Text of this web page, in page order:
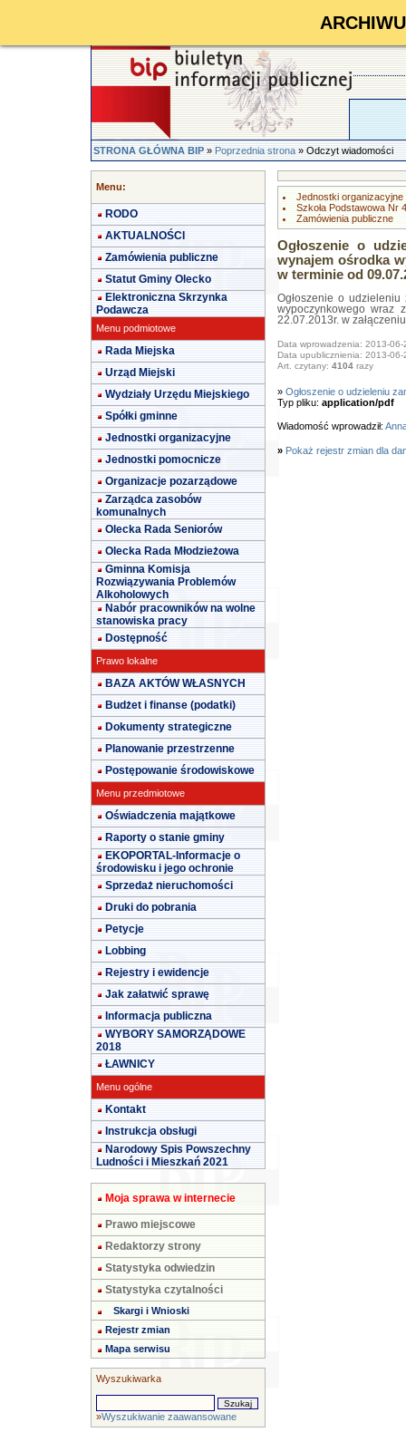
STRONA GŁÓWNA BIP»Poprzednia strona» Odczyt wiadomości
Menu:
RODO
AKTUALNOŚCI
Zamówienia publiczne
Statut Gminy Olecko
Elektroniczna Skrzynka
Podawcza
Menu podmiotowe
Rada Miejska
Urząd Miejski
Wydziały Urzędu Miejskiego
Spółki gminne
Jednostki organizacyjne
Jednostki pomocnicze
Organizacje pozarządowe
Zarządca zasobów
komunalnych
Olecka Rada Seniorów
Olecka Rada Młodzieżowa
Gminna Komisja
Rozwiązywania Problemów
Alkoholowych
Nabór pracowników na wolne
stanowiska pracy
Dostępność
Prawo lokalne
BAZA AKTÓW WŁASNYCH
Budżet i finanse (podatki)
Dokumenty strategiczne
Planowanie przestrzenne
Postępowanie środowiskowe
Menu przedmiotowe
Oświadczenia majątkowe
Raporty o stanie gminy
EKOPORTAL-Informacje o
środowisku i jego ochronie
Sprzedaż nieruchomości
Druki do pobrania
Petycje
Lobbing
Rejestry i ewidencje
Jak załatwić sprawę
Informacja publiczna
WYBORY SAMORZĄDOWE
2018
ŁAWNICY
Menu ogólne
Kontakt
Instrukcja obsługi
Narodowy Spis Powszechny
Ludności i Mieszkań 2021
Moja sprawa w internecie
Prawo miejscowe
Redaktorzy strony
Statystyka odwiedzin
Statystyka czytalności
Skargi i Wnioski
Rejestr zmian
Mapa serwisu
Wyszukiwarka
»Wyszukiwanie zaawansowane
Jednostki organizacyjne
Szkoła Podstawowa Nr
Zamówienia publiczne
Ogłoszenie o
wynajem ośrodka
w terminie od
Ogłoszenie o
wypoczynkowego wraz
22.07.2013r. w
Data wprowadzenia: 2013-06-
Data upublicznienia: 2013-06-
Art. czytany: 4104razy
» Ogłoszenie o udzieleniu
Typ pliku: application/pdf
Wiadomość wprowadził:
» Pokaż rejestr zmian dla